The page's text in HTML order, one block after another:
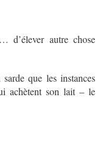
autre chose
que les instances
achètent son lait – le